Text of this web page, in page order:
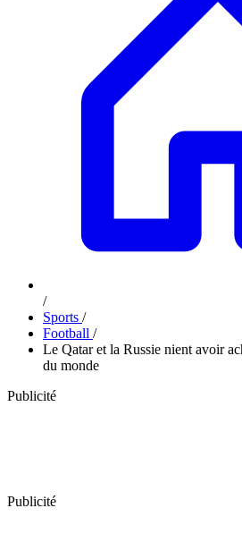
/
Sports /
Football /
Le Qatar et la Russie nient avoir
du monde
Publicité
Publicité